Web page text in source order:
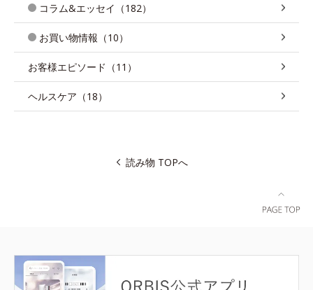
コラム&エッセイ（182）
お買い物情報（10）
お客様エピソード（11）
ヘルスケア（18）
読み物 TOPへ